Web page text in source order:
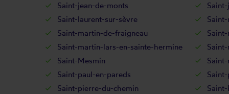
Saint-jean-de-monts
Saint-laurent-sur-sèvre
Saint-martin-de-fraigneau
Saint-martin-lars-en-sainte-hermine
Saint-Mesmin
Saint-paul-en-pareds
Saint-pierre-du-chemin